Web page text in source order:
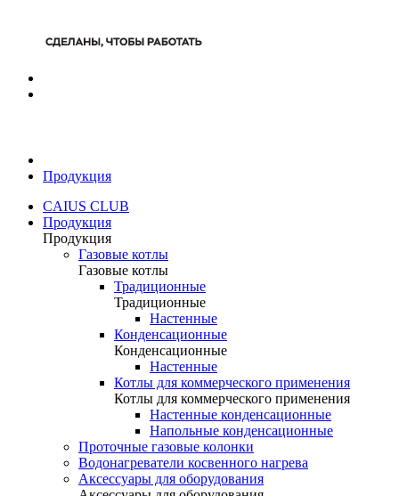
Продукция
CAIUS CLUB
Продукция
Продукция
Газовые котлы
Газовые котлы
Традиционные
Традиционные
Настенные
Конденсационные
Конденсационные
Настенные
Котлы для коммерческого применения
Котлы для коммерческого применения
Настенные конденсационные
Напольные конденсационные
Проточные газовые колонки
Водонагреватели косвенного нагрева
Аксессуары для оборудования